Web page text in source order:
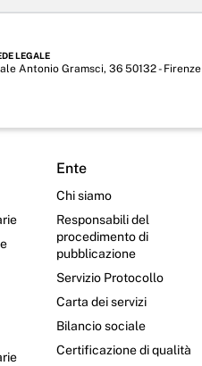
LEGALE
Antonio Gramsci, 36 50132 - Firenze
Ente
Chi siamo
Responsabili del
procedimento di
pubblicazione
Servizio Protocollo
Carta dei servizi
Bilancio sociale
Certificazione di qualità